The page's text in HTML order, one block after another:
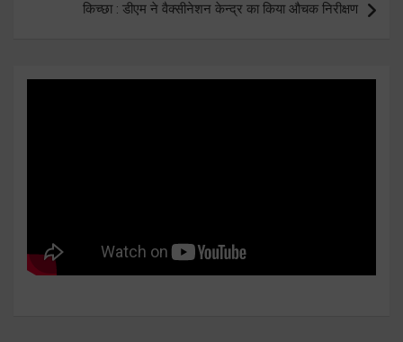
किच्छा : डीएम ने वैक्सीनेशन केन्द्र का किया औचक निरीक्षण